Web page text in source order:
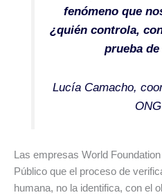
fenómeno que
¿quién controla,
prueba
Lucía Camacho,
Las empresas World
Público que el proceso de
humana, no la identifica, con el